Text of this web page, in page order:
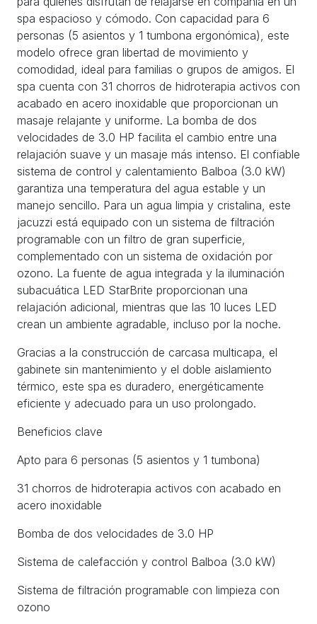
spa espacioso y cómodo. Con capacidad para 6
personas (5 asientos y 1 tumbona ergonómica), este
modelo ofrece gran libertad de movimiento y
comodidad, ideal para familias o grupos de amigos. El
spa cuenta con 31 chorros de hidroterapia activos con
acabado en acero inoxidable que proporcionan un
masaje relajante y uniforme. La bomba de dos
velocidades de 3.0 HP facilita el cambio entre una
relajación suave y un masaje más intenso. El confiable
sistema de control y calentamiento Balboa (3.0 kW)
garantiza una temperatura del agua estable y un
manejo sencillo. Para un agua limpia y cristalina, este
jacuzzi está equipado con un sistema de filtración
programable con un filtro de gran superficie,
complementado con un sistema de oxidación por
ozono. La fuente de agua integrada y la iluminación
subacuática LED StarBrite proporcionan una
relajación adicional, mientras que las 10 luces LED
crean un ambiente agradable, incluso por la noche.
Gracias a la construcción de carcasa multicapa, el
gabinete sin mantenimiento y el doble aislamiento
térmico, este spa es duradero, energéticamente
eficiente y adecuado para un uso prolongado.
Beneficios clave
Apto para 6 personas (5 asientos y 1 tumbona)
31 chorros de hidroterapia activos con acabado en
acero inoxidable
Bomba de dos velocidades de 3.0 HP
Sistema de calefacción y control Balboa (3.0 kW)
Sistema de filtración programable con limpieza con
ozono